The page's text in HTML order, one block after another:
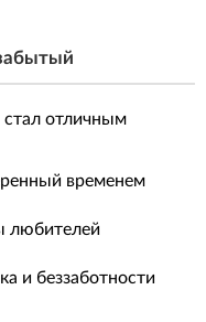
стал отличным
временем
любителей
и беззаботности